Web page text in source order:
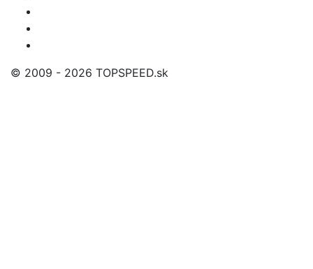
© 2009 - 2026 TOPSPEED.sk